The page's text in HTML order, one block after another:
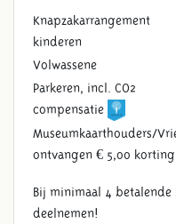
Knapzakarrangement
kinderen
Volwassene
Parkeren, incl. CO2
compensatie
Museumkaarthouders/
ontvangen € 5,00 korting
Bij minimaal 4
deelnemen!